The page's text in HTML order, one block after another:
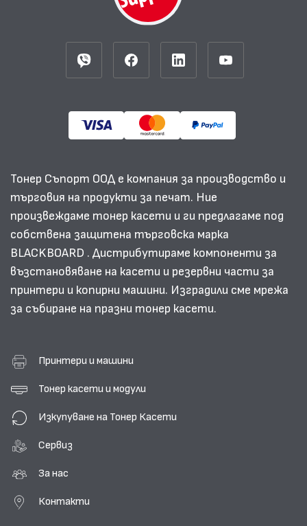
Тонер Съпорт ООД е компания за производство и
търговия на продукти за печат. Ние
произвеждаме тонер касети и ги предлагаме под
собствена защитена търговска марка
BLACKBOARD . Дистрибутираме компоненти за
възстановяване на касети и резервни части за
принтери и копирни машини. Изградили сме мрежа
за събиране на празни тонер касети.
Принтери и машини
Тонер касети и модули
Изкупуване на Тонер Касети
Сервиз
За нас
Контакти